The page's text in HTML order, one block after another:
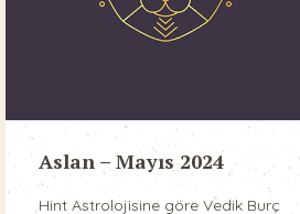
Aslan – Mayıs 2024
Hint Astrolojisine göre Vedik Burç